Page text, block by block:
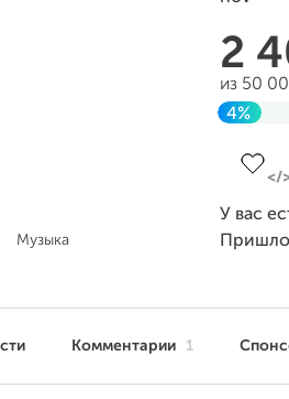
Музыка
2
из 50
4%
У вас
Комментарии 1